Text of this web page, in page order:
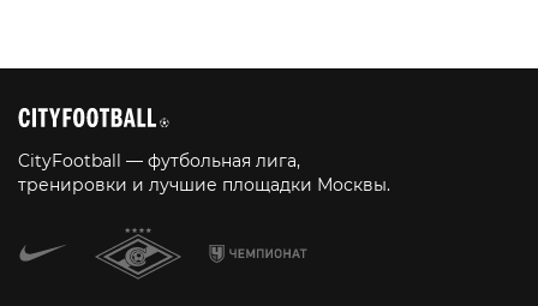
CityFootball — футбольная лига,
тренировки и лучшие площадки Москвы.